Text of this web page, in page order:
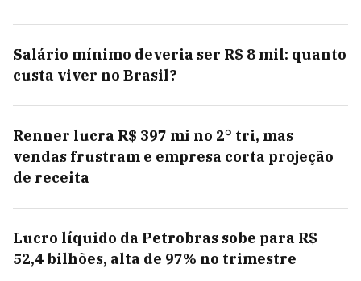
Salário mínimo deveria ser R$ 8 mil: quanto
custa viver no Brasil?
Renner lucra R$ 397 mi no 2° tri, mas
vendas frustram e empresa corta projeção
de receita
Lucro líquido da Petrobras sobe para R$
52,4 bilhões, alta de 97% no trimestre